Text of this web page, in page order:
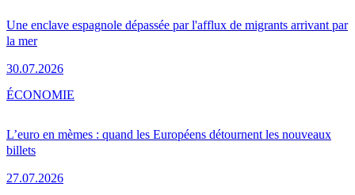
Une enclave espagnole dépassée par l'afflux de migrants arrivant par
la mer
30.07.2026
L’euro en mèmes : quand les Européens détournent les nouveaux
billets
27.07.2026
ÉCONOMIE